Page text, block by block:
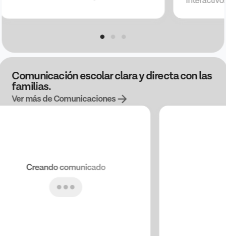
Comunicación escolar clara y directa con las
familias.
Ver más de Comunicaciones